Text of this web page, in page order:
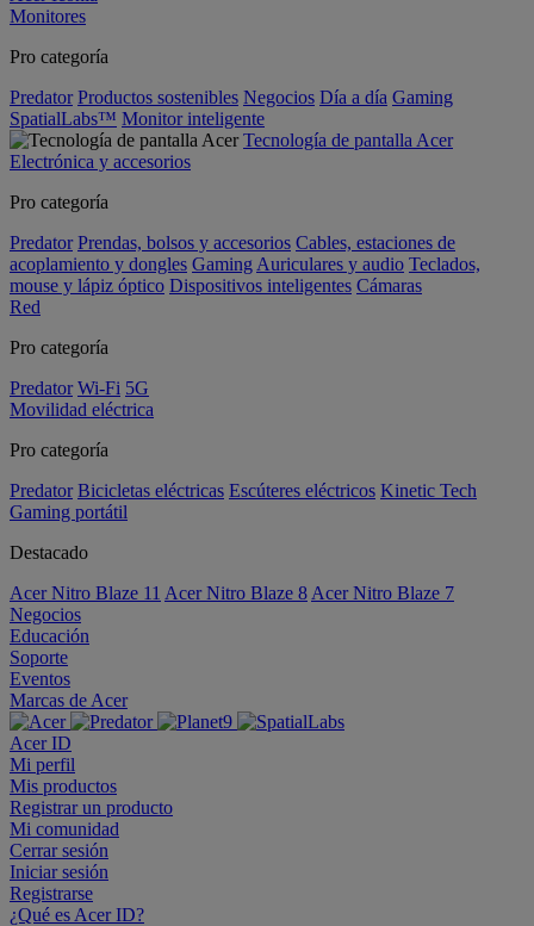
Monitores
Pro categoría
Predator Productos sostenibles Negocios Día a día Gaming
SpatialLabs™ Monitor inteligente
Tecnología de pantalla Acer
Electrónica y accesorios
Pro categoría
Predator Prendas, bolsos y accesorios Cables, estaciones de
acoplamiento y dongles Gaming Auriculares y audio Teclados,
mouse y lápiz óptico Dispositivos inteligentes Cámaras
Red
Pro categoría
Predator Wi-Fi 5G
Movilidad eléctrica
Pro categoría
Predator Bicicletas eléctricas Escúteres eléctricos Kinetic Tech
Gaming portátil
Destacado
Acer Nitro Blaze 11 Acer Nitro Blaze 8 Acer Nitro Blaze 7
Negocios
Educación
Soporte
Eventos
Marcas de Acer
Acer ID
Mi perfil
Mis productos
Registrar un producto
Mi comunidad
Cerrar sesión
Iniciar sesión
Registrarse
¿Qué es Acer ID?